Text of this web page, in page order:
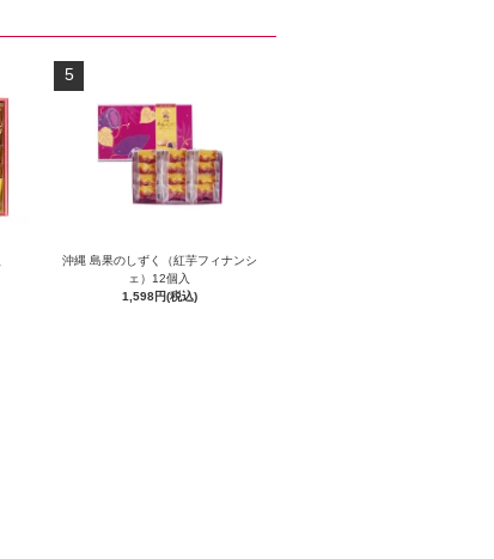
5
沖縄 島果のしずく（紅芋フィナンシ
ェ）12個入
1,598円(税込)